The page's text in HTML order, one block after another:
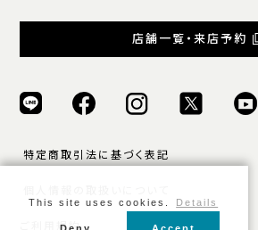
店舗一覧・来店予約
特定商取引法に基づく表記
ご利用規約
This site uses cookies. Details